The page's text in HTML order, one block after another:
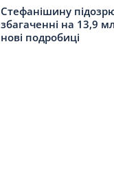
Стефанішину
збагаченні на 13,9
нові подробиці